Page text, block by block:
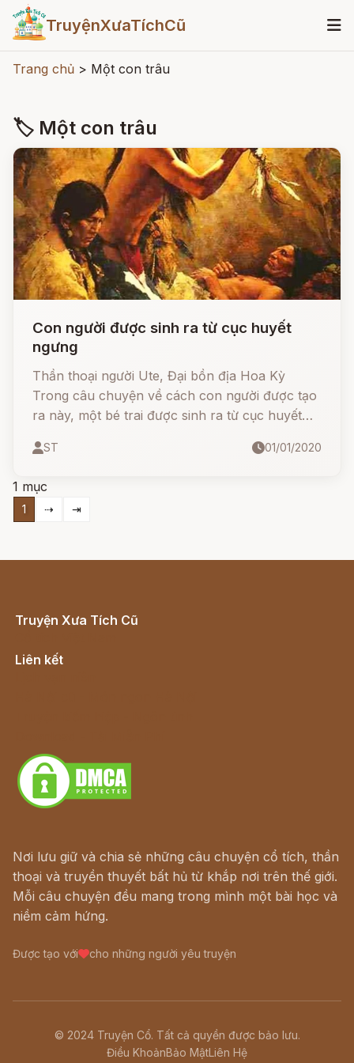
TruyệnXưaTíchCũ
Trang chủ > Một con trâu
🏷 Một con trâu
Con người được sinh ra từ cục huyết
ngưng
Thần thoại người Ute, Đại bồn địa Hoa Kỳ
Trong câu chuyện về cách con người được tạo
ra này, một bé trai được sinh ra từ cục huyết
của con vật hùng mạnh này.
ST 01/01/2020
1 mục
1 ⇢ ⇥
Truyện Xưa Tích Cũ
Liên kết
Nơi lưu giữ và chia sẻ những câu chuyện cổ tích, thần
thoại và truyền thuyết bất hủ từ khắp nơi trên thế giới.
Mỗi câu chuyện đều mang trong mình một bài học và
niềm cảm hứng.
Được tạo với cho những người yêu truyện
© 2024 Truyện Cổ. Tất cả quyền được bảo lưu.
Điều KhoảnBảo MậtLiên Hệ